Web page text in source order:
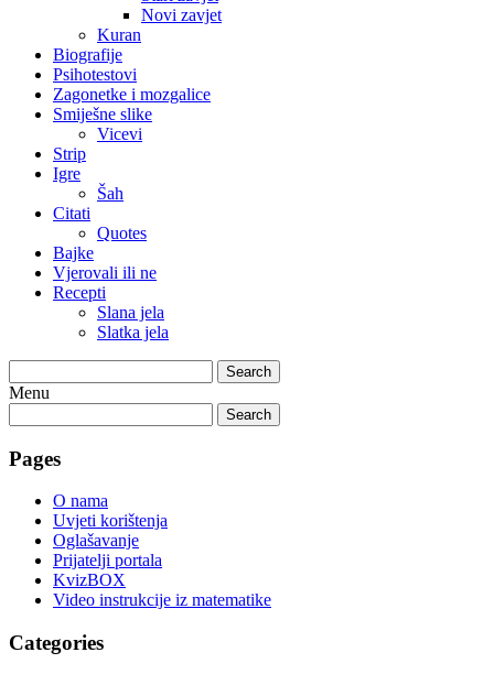
Novi zavjet
Kuran
Biografije
Psihotestovi
Zagonetke i mozgalice
Smiješne slike
Vicevi
Strip
Igre
Šah
Citati
Quotes
Bajke
Vjerovali ili ne
Recepti
Slana jela
Slatka jela
Search
Menu
Search
Pages
O nama
Uvjeti korištenja
Oglašavanje
Prijatelji portala
KvizBOX
Video instrukcije iz matematike
Categories